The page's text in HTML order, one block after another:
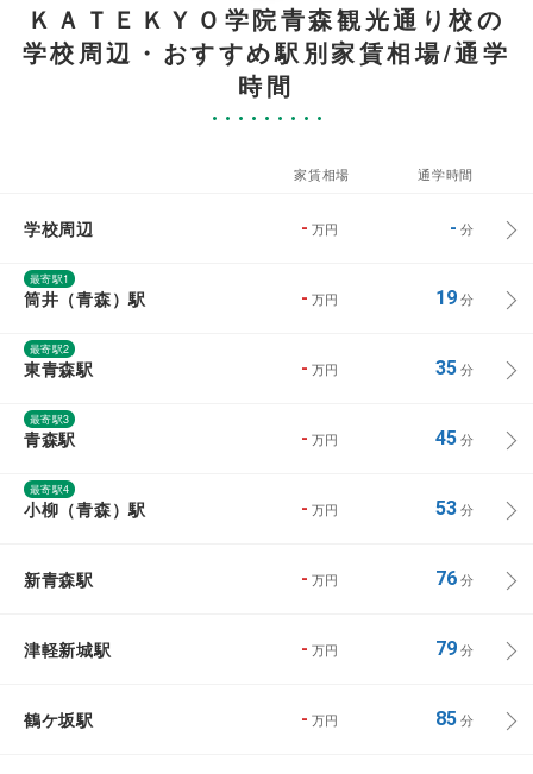
ＫＡＴＥＫＹＯ学院青森観光通り校の
学校周辺・おすすめ駅別家賃相場/通学
時間
家賃相場 通学時間
学校周辺 - 万円 - 分
最寄駅1
筒井（青森）駅 - 万円 19分
最寄駅2
東青森駅 - 万円 35分
最寄駅3
青森駅 - 万円 45分
最寄駅4
小柳（青森）駅 - 万円 53分
新青森駅 - 万円 76分
津軽新城駅 - 万円 79分
鶴ケ坂駅 - 万円 85分